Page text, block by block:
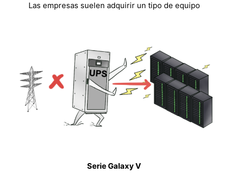
Las empresas suelen adquirir un tipo de equipo
Serie Galaxy V